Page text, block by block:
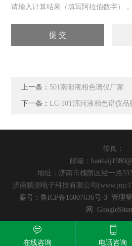
请输入计算结果（填写阿拉伯数字）
上一条： 501南阳液相色谱仪厂家
下一条： LC-10T漯河液相色谱仪品
传真：
邮箱：
地址：济南市槐荫区经一路
济南精测电子科技有限公司
案号：鲁ICP备16007636号-3 管理
网
在线咨询 电话咨询